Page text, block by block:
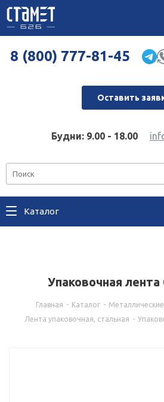
8 (800) 777-81-45
Оставить
Будни: 9.00 - 18.00
Каталог
Упаковочная
Главная - Каталог -
Лента упаковочная, стальная -